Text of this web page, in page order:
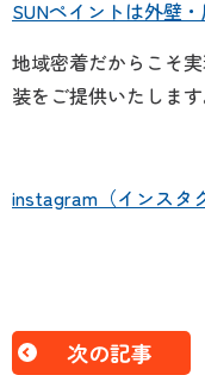
SUNペイントは外壁
地域密着だからこそ
装をご提供いたします
instagram（インスタ
次の記事